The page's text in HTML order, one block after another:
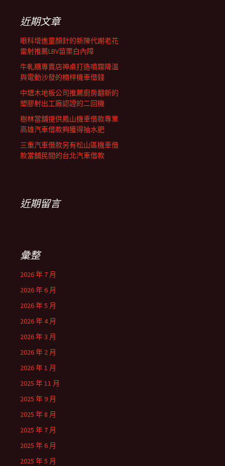
列近期文章
眼科增進童顏針的新陳代謝老花
雷射推薦LBV苗栗白內障
牛軋糖專賣店神桌打造噴霧降溫
與電動沙發的楠梓機車借錢
中壢木地板公司推薦廚房翻新的
塑膠射出工廠認證的二回機
樹林當舖提供鳳山機車借款專業
高雄汽車借款夠獲得抽水肥
三重汽車借款另有松山區機車借
款當舖民間的台北汽車借款
近期留言
彙整
2026 年 7 月
2026 年 6 月
2026 年 5 月
2026 年 4 月
2026 年 3 月
2026 年 2 月
2026 年 1 月
2025 年 11 月
2025 年 9 月
2025 年 8 月
2025 年 7 月
2025 年 6 月
2025 年 5 月